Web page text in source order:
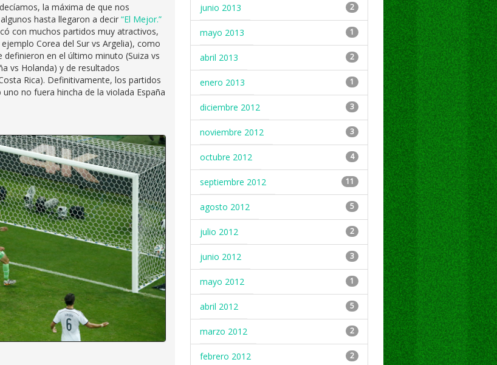
la máxima de que nos
hasta llegaron a decir “El Mejor.”
con muchos partidos muy atractivos,
Corea del Sur vs Argelia), como
en el último minuto (Suiza vs
vs Holanda) y de resultados
Rica). Definitivamente, los partidos
no fuera hincha de la violada España
junio 2013 2
mayo 2013 1
abril 2013 2
enero 2013 1
diciembre 2012 3
noviembre 2012 3
octubre 2012 4
septiembre 2012 11
agosto 2012 5
julio 2012 2
junio 2012 3
mayo 2012 1
abril 2012 5
marzo 2012 2
febrero 2012 2